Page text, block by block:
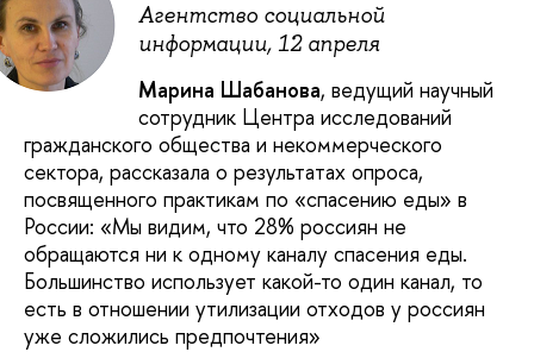
Агентство социальной
информации, 12 апреля
Марина Шабанова, ведущий научный
сотрудник Центра исследований
гражданского общества и некоммерческого
сектора, рассказала о результатах опроса,
посвященного практикам по «спасению еды» в
России: «Мы видим, что 28% россиян не
обращаются ни к одному каналу спасения еды.
Большинство использует какой-то один канал, то
есть в отношении утилизации отходов у россиян
уже сложились предпочтения»